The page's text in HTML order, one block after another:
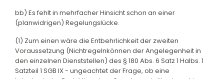
bb) Es fehlt in mehrfacher Hinsicht schon an einer
(planwidrigen) Regelungslücke.
(1) Zum einen wäre die Entbehrlichkeit der zweiten
Voraussetzung (Nichtregelnkönnen der Angelegenheit in
den einzelnen Dienststellen) des § 180 Abs. 6 Satz 1 Halbs. 1
Satzteil 1 SGB IX - ungeachtet der Frage, ob eine